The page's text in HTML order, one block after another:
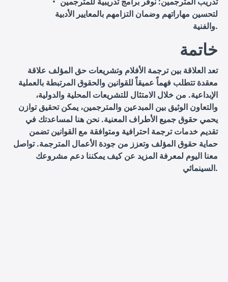
لتحسين مهاراتهم وضمان التزامهم بالمعايير الأدبية
والفنية.
خاتمة
تعد العلاقة بين ترجمة الأفلام وتشريعات حق المؤلف علاقة
معقدة تتطلب فهماً عميقاً للقوانين والحقوق المرتبطة بالعملية
الإبداعية. من خلال الامتثال للتشريعات المحلية والدولية،
والتعاون الوثيق بين المبدعين والمترجمين، يمكن تحقيق توازن
يحمي حقوق جميع الأطراف المعنية. نحن هنا لمساعدتك في
تقديم خدمات ترجمة احترافية ومتوافقة مع القوانين تضمن
حماية حقوق المؤلف وتعزز من جودة الأعمال المترجمة. تواصل
معنا اليوم لمعرفة المزيد عن كيف يمكننا دعم مشروعك
السينمائي.